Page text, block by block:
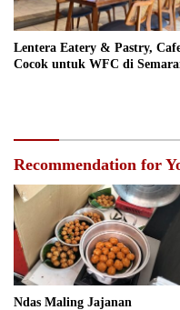
Lentera Eatery & Pastry,
Cocok untuk WFC di
Recommendation for
Ndas Maling Jajanan